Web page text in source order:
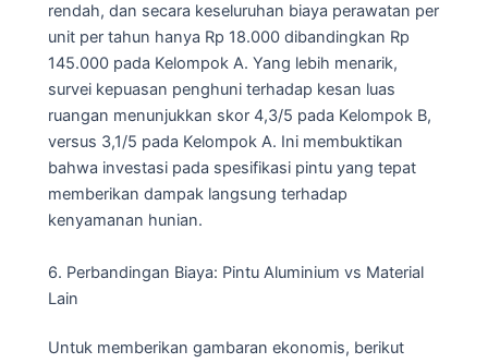
rendah, dan secara keseluruhan biaya perawatan per
unit per tahun hanya Rp 18.000 dibandingkan Rp
145.000 pada Kelompok A. Yang lebih menarik,
survei kepuasan penghuni terhadap kesan luas
ruangan menunjukkan skor 4,3/5 pada Kelompok B,
versus 3,1/5 pada Kelompok A. Ini membuktikan
bahwa investasi pada spesifikasi pintu yang tepat
memberikan dampak langsung terhadap
kenyamanan hunian.
6. Perbandingan Biaya: Pintu Aluminium vs Material
Lain
Untuk memberikan gambaran ekonomis, berikut